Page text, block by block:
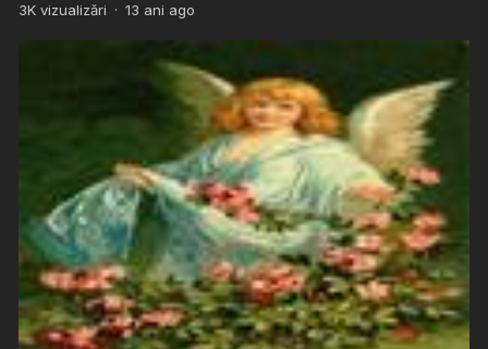
3Kvizualizări · 13 ani ago